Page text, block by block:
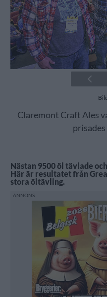
Claremont Craft Ales
Nästan 9500 öl tävlade
Här är resultatet från
stora öltävling.